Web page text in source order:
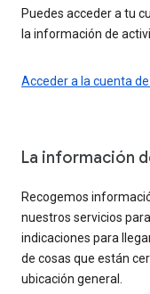
Puedes acceder a tu
la información de
Acceder a la cuenta de
La información
Recogemos
nuestros servicios
indicaciones para
de cosas que están
ubicación general.